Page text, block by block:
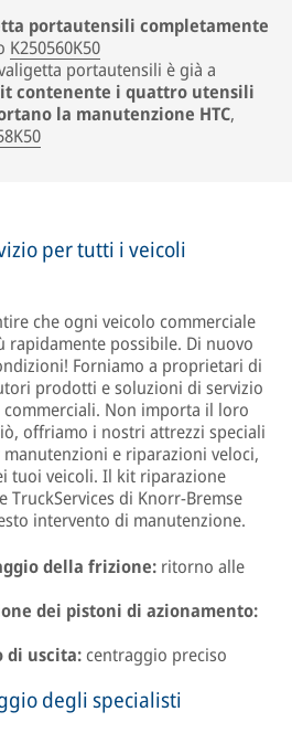
portautensili completamente
K250560K50
portautensili è già a
contenente i quattro utensili
la manutenzione HTC,
per tutti i veicoli
che ogni veicolo commerciale
possibile. Di nuovo
Forniamo a proprietari di
prodotti e soluzioni di servizio
Non importa il loro
offriamo i nostri attrezzi speciali
e riparazioni veloci,
tuoi veicoli. Il kit riparazione
TruckServices di Knorr-Bremse
intervento di manutenzione.
della frizione: ritorno alle
dei pistoni di azionamento:
di uscita:centraggio preciso
degli specialisti